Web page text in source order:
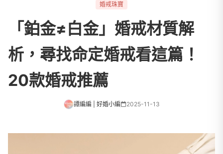
婚戒珠寶
「鉑金≠白金」婚戒材質解
析，尋找命定婚戒看這篇！
20款婚戒推薦
譚編編 | 好婚小編 2025-11-13